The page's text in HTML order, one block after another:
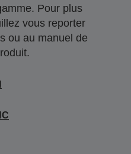
Pour plus
vous reporter
ou au manuel de